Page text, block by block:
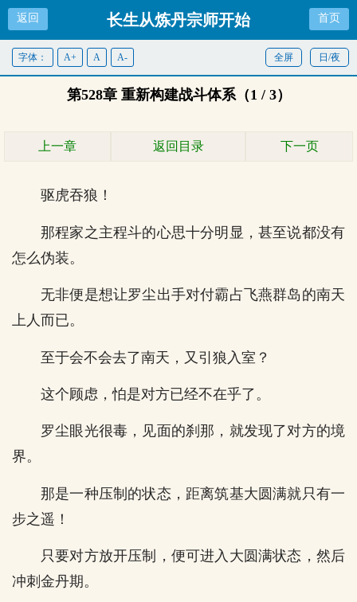
返回 长生从炼丹宗师开始 首页
日/夜
全屏
字体： A+ A A-
第528章 重新构建战斗体系（1 / 3）
上一章 返回目录 下一页
驱虎吞狼！
那程家之主程斗的心思十分明显，甚至说都没有
怎么伪装。
无非便是想让罗尘出手对付霸占飞燕群岛的南天
上人而已。
至于会不会去了南天，又引狼入室？
这个顾虑，怕是对方已经不在乎了。
罗尘眼光很毒，见面的刹那，就发现了对方的境
界。
那是一种压制的状态，距离筑基大圆满就只有一
步之遥！
只要对方放开压制，便可进入大圆满状态，然后
冲刺金丹期。